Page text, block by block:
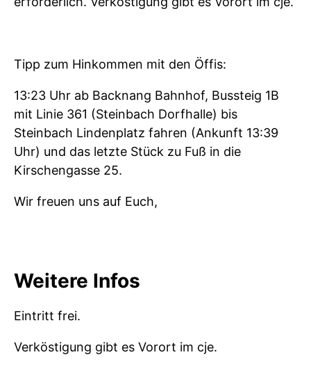
Tipp zum Hinkommen mit den Öffis:
13:23 Uhr ab Backnang Bahnhof, Bussteig 1B
mit Linie 361 (Steinbach Dorfhalle) bis
Steinbach Lindenplatz fahren (Ankunft 13:39
Uhr) und das letzte Stück zu Fuß in die
Kirschengasse 25.
Wir freuen uns auf Euch,
Weitere Infos
Eintritt frei.
Verköstigung gibt es Vorort im cje.